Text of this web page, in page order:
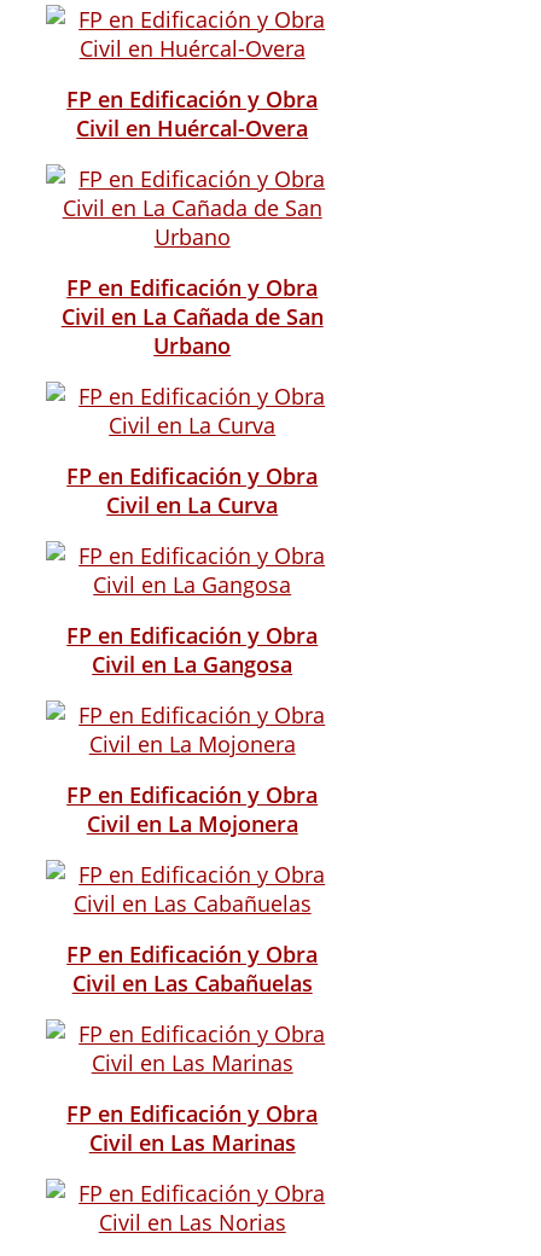
FP en Edificación y Obra
Civil en Huércal-Overa
FP en Edificación y Obra
Civil en La Cañada de San
Urbano
FP en Edificación y Obra
Civil en La Curva
FP en Edificación y Obra
Civil en La Gangosa
FP en Edificación y Obra
Civil en La Mojonera
FP en Edificación y Obra
Civil en Las Cabañuelas
FP en Edificación y Obra
Civil en Las Marinas